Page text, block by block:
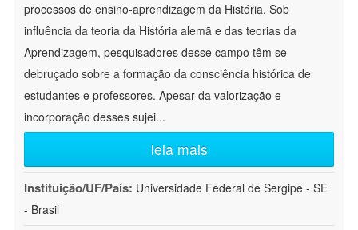
processos de ensino-aprendizagem da História. Sob
influência da teoria da História alemã e das teorias da
Aprendizagem, pesquisadores desse campo têm se
debruçado sobre a formação da consciência histórica de
estudantes e professores. Apesar da valorização e
incorporação desses sujei...
leia mais
Instituição/UF/País: Universidade Federal de Sergipe - SE
- Brasil